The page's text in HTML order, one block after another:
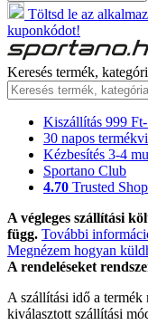
Töltsd le az
kuponkódot!
Keresés termék,
Kiszállítás 999
30 napos
Kézbesítés 3-4
Sportano Club
4.70 Trusted
A végleges szállítási
függ. További
Megnézem hogyan
A rendeléseket
A szállítási idő a termék
kiválasztott szállítási